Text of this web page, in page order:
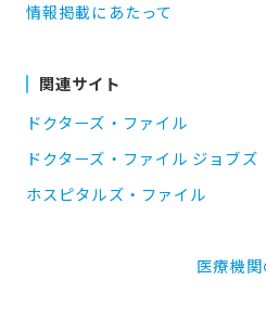
情報掲載にあたって
関連サイト
ドクターズ・ファイル
ドクターズ・ファイル ジョブズ
ホスピタルズ・ファイル
医療機